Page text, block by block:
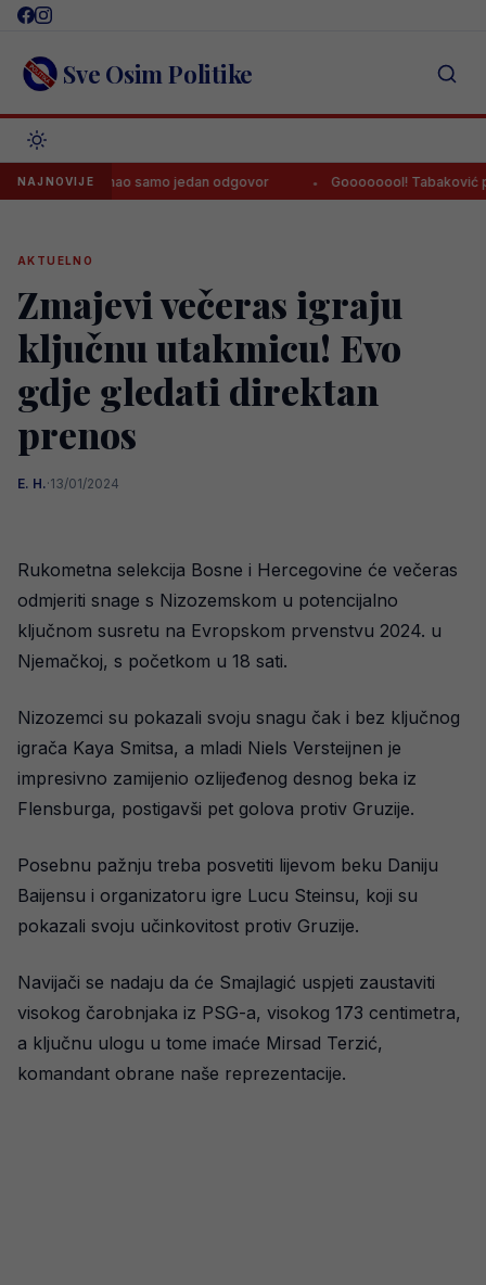
Skip
content Sve Osim Politike
NAJNOVIJE
imao samo jedan odgovor Goooooool! Tabaković
AKTUELNO
Zmajevi večeras igraju
ključnu utakmicu! Evo
gdje gledati direktan
prenos
E. H.·13/01/2024
Rukometna selekcija Bosne i Hercegovine će večeras
odmjeriti snage s Nizozemskom u potencijalno
ključnom susretu na Evropskom prvenstvu 2024. u
Njemačkoj, s početkom u 18 sati.
Nizozemci su pokazali svoju snagu čak i bez ključnog
igrača Kaya Smitsa, a mladi Niels Versteijnen je
impresivno zamijenio ozlijeđenog desnog beka iz
Flensburga, postigavši pet golova protiv Gruzije.
Posebnu pažnju treba posvetiti lijevom beku Daniju
Baijensu i organizatoru igre Lucu Steinsu, koji su
pokazali svoju učinkovitost protiv Gruzije.
Navijači se nadaju da će Smajlagić uspjeti zaustaviti
visokog čarobnjaka iz PSG-a, visokog 173 centimetra,
a ključnu ulogu u tome imaće Mirsad Terzić,
komandant obrane naše reprezentacije.